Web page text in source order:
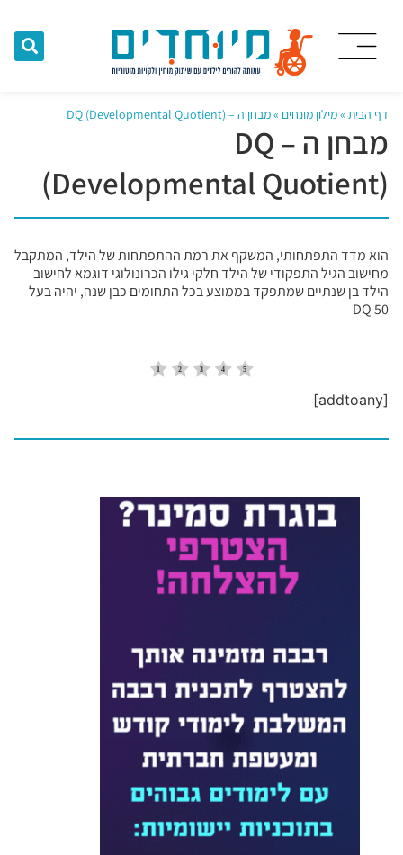
דף הבית »מילון מונחים »מבחן ה – DQ (Developmental Quotient)
מבחן ה – DQ
(Developmental Quotient)
הוא מדד התפתחותי, המשקף את רמת ההתפתחות של הילד, המתקבל
מחישוב הגיל התפקודי של הילד חלקי גילו הכרונולוגי דוגמא לחישוב
הילד בן שנתיים שמתפקד בממוצע בכל התחומים כבן שנה, יהיה בעל
DQ 50
[addtoany]